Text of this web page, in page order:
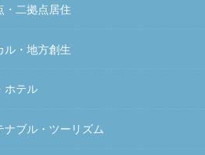
・二拠点居住
ル・地方創生
ホテル
ナブル・ツーリズム